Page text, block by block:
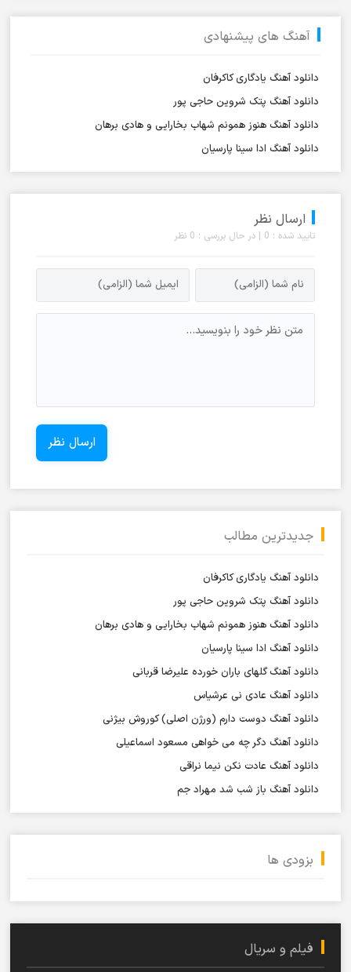
آهنگ های پیشنهادی
دانلود آهنگ یادگاری کاکرفان
دانلود آهنگ پتک شروین حاجی پور
دانلود آهنگ هنوز همونم شهاب بخارایی و هادی برهان
دانلود آهنگ ادا سینا پارسیان
ارسال نظر
تایید شده : 0 | در حال بررسی : 0 نظر
جدیدترین مطالب
دانلود آهنگ یادگاری کاکرفان
دانلود آهنگ پتک شروین حاجی پور
دانلود آهنگ هنوز همونم شهاب بخارایی و هادی برهان
دانلود آهنگ ادا سینا پارسیان
دانلود آهنگ گلهای باران خورده علیرضا قربانی
دانلود آهنگ عادی نی عرشیاس
دانلود آهنگ دوست دارم (ورژن اصلی) کوروش بیژنی
دانلود آهنگ دگر چه می خواهی مسعود اسماعیلی
دانلود آهنگ عادت نکن نیما نراقی
دانلود آهنگ باز شب شد مهراد جم
بزودی ها
فیلم و سریال